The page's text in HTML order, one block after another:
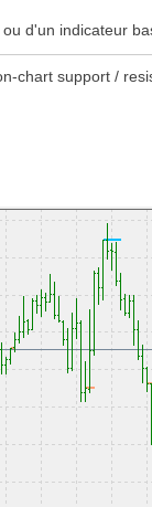
d'un indicateur
chart support /